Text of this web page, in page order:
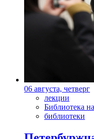
06 августа, четверг
лекции
Библиотека
библиотеки